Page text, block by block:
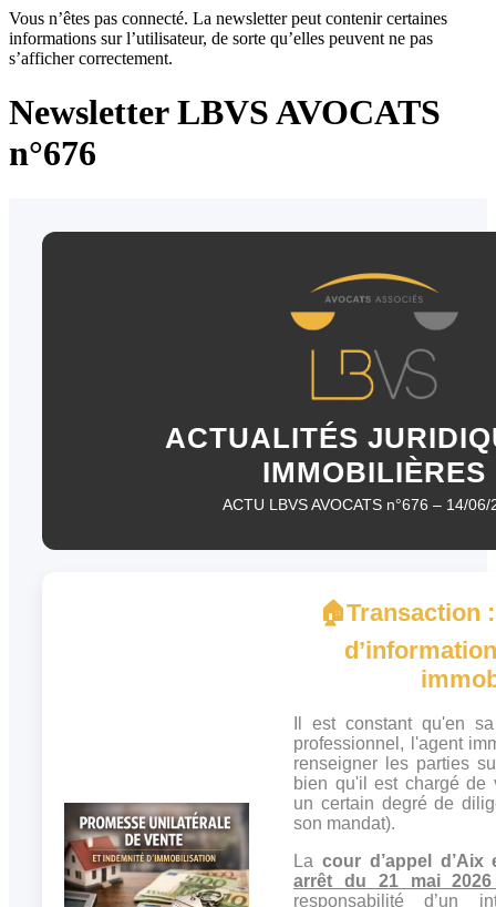
Vous n’êtes pas connecté. La newsletter peut contenir certaines
informations sur l’utilisateur, de sorte qu’elles peuvent ne pas
s’afficher correctement.
Newsletter LBVS AVOCATS
n°676
ACTUALITÉS
IMMOBILIÈRES
ACTU LBVS AVOCATS n°676 – 14/06/
🏠Transaction
Il est constant qu'en
professionnel, l'agent
renseigner les parties
bien qu'il est chargé de
un certain degré de
son mandat).
La cour d’appel
arrêt du 21 mai 2026
responsabilité d’un